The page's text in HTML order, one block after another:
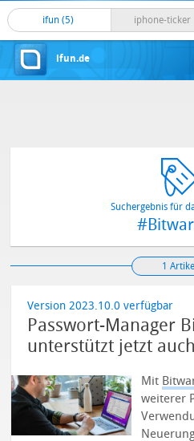
ifun (5) iphone-ticker
ifun.de
Suchergebnis für
1 Artikel
Version 2023.10.0 verfügbar
Passwort-Manager
unterstützt jetzt
Mit
weiterer